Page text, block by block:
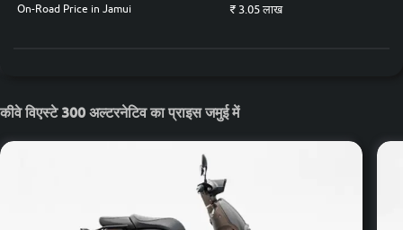
On-Road Price in Jamui ₹ 3.05 लाख
कीवे विएस्टे 300 अल्टरनेटिव का प्राइस जमुई में